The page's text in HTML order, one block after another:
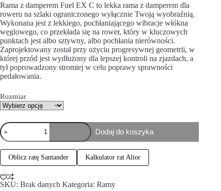
Rama z damperem Fuel EX C to lekka rama z damperem dla
roweru na szlaki ograniczonego wyłącznie Twoją wyobraźnią.
Wykonana jest z lekkiego, pochłaniającego wibracje włókna
węglowego, co przekłada się na rower, który w kluczowych
punktach jest albo sztywny, albo pochłania nierówności.
Zaprojektowany został przy użyciu progresywnej geometrii, w
której przód jest wydłużony dla lepszej kontroli na zjazdach, a
tył poprowadzony stromiej w celu poprawy sprawności
pedałowania.
Rozmiar
Dodaj do koszyka
Oblicz ratę Santander Kalkulator rat Alior
SKU: Brak danych Kategoria: Ramy